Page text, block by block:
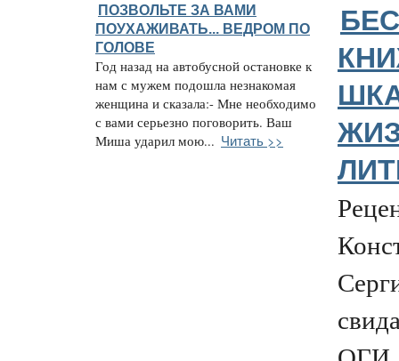
ПОЗВОЛЬТЕ ЗА ВАМИ
ПОУХАЖИВАТЬ... ВЕДРОМ ПО
ГОЛОВЕ
Год назад на автобусной остановке к
нам с мужем подошла незнакомая
женщина и сказала:- Мне необходимо
с вами серьезно поговорить. Ваш
Миша ударил мою... Читать >>